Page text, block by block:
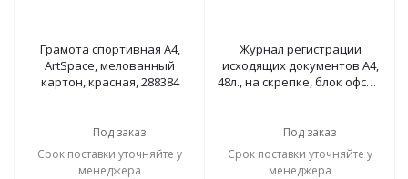
Грамота спортивная А4,
ArtSpace, мелованный
картон, красная, 288384
Под заказ
Срок поставки уточняйте у
менеджера
Журнал регистрации
исходящих документов А4,
48л., на скрепке, блок офсет,
Под заказ
Срок поставки уточняйте у
менеджера